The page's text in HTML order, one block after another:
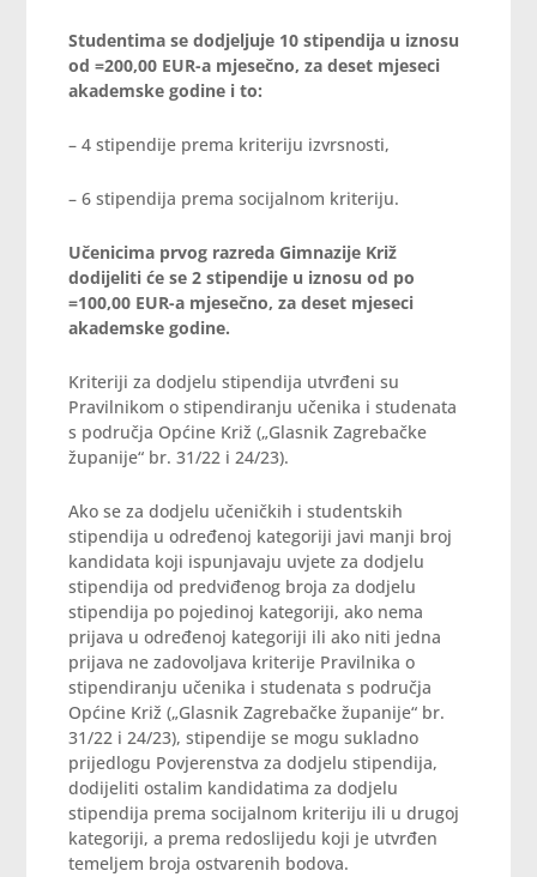
Studentima se dodjeljuje 10 stipendija u iznosu
od =200,00 EUR-a mjesečno, za deset mjeseci
akademske godine i to:
– 4 stipendije prema kriteriju izvrsnosti,
– 6 stipendija prema socijalnom kriteriju.
Učenicima prvog razreda Gimnazije Križ
dodijeliti će se 2 stipendije u iznosu od po
=100,00 EUR-a mjesečno, za deset mjeseci
akademske godine.
Kriteriji za dodjelu stipendija utvrđeni su
Pravilnikom o stipendiranju učenika i studenata
s područja Općine Križ („Glasnik Zagrebačke
županije“ br. 31/22 i 24/23).
Ako se za dodjelu učeničkih i studentskih
stipendija u određenoj kategoriji javi manji broj
kandidata koji ispunjavaju uvjete za dodjelu
stipendija od predviđenog broja za dodjelu
stipendija po pojedinoj kategoriji, ako nema
prijava u određenoj kategoriji ili ako niti jedna
prijava ne zadovoljava kriterije Pravilnika o
stipendiranju učenika i studenata s područja
Općine Križ („Glasnik Zagrebačke županije“ br.
31/22 i 24/23), stipendije se mogu sukladno
prijedlogu Povjerenstva za dodjelu stipendija,
dodijeliti ostalim kandidatima za dodjelu
stipendija prema socijalnom kriteriju ili u drugoj
kategoriji, a prema redoslijedu koji je utvrđen
temeljem broja ostvarenih bodova.